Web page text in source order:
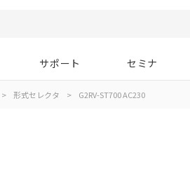
サポート セミナ
> 形式セレクタ > G2RV-ST700 AC230